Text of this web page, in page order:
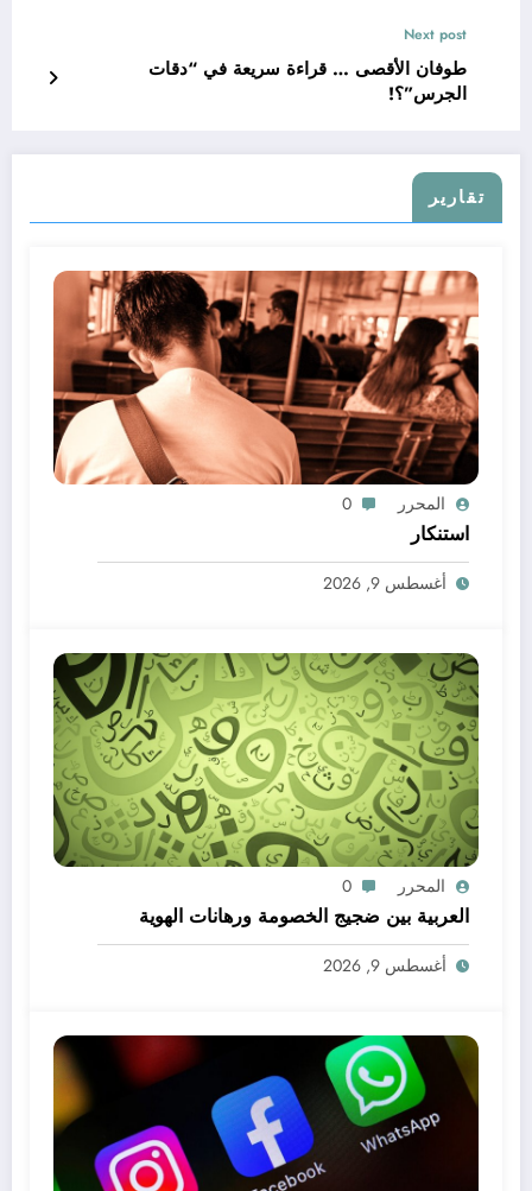
Next post
طوفان الأقصى … قراءة سريعة في “دقات
الجرس”؟!
تقارير
المحرر 0
استنكار
أغسطس 9, 2026
المحرر 0
العربية بين ضجيج الخصومة ورهانات الهوية
أغسطس 9, 2026